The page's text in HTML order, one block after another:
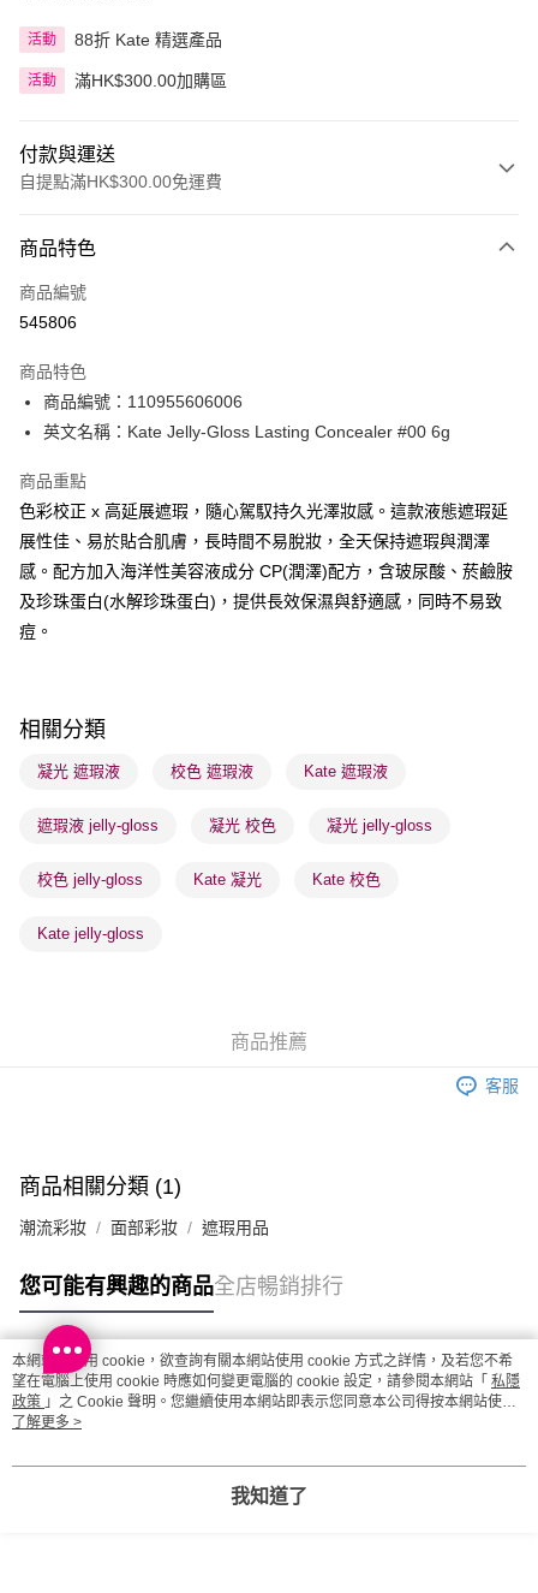
活動 88折 Kate 精選產品
活動 滿HK$300.00加購區
付款與運送
自提點滿HK$300.00免運費
信用卡
Apple Pay
PayMe
WeChat Pay
BoC Pay
送貨方式
順豐自助櫃 - 確認發貨後1-3個工作天送達
每筆HK$65.00，滿HK$300.00或以上免運費
確認發貨後1-3 工作天送達，訂單將隨機分配至SF順豐速運或京東
物流公司進行物流配送
取。逾期會取消訂單，並不會安排重寄
商品特色
商品編號
545806
商品特色
商品編號：110955606006
英文名稱：Kate Jelly-Gloss Lasting Concealer #00 6g
商品重點
色彩校正 x 高延展遮瑕，隨心駕馭持久光澤妝感。這款液態遮瑕延
展性佳、易於貼合肌膚，長時間不易脫妝，全天保持遮瑕與潤澤
感。配方加入海洋性美容液成分 CP(潤澤)配方，含玻尿酸、菸鹼胺
及珍珠蛋白(水解珍珠蛋白)，提供長效保濕與舒適感，同時不易致
痘。
相關分類
凝光 遮瑕液 校色 遮瑕液 Kate 遮瑕液
遮瑕液 jelly-gloss 凝光 校色 凝光 jelly-gloss
校色 jelly-gloss Kate 凝光 Kate 校色
Kate jelly-gloss
商品推薦
客服
商品相關分類 (1)
潮流彩妝 面部彩妝 遮瑕用品
您可能有興趣的商品全店暢銷排行
熱門標籤
熱銷排行
本網站中使用 cookie，欲查詢有關本網站使用 cookie 方式之詳情，及若您不希
望在電腦上使用 cookie 時應如何變更電腦的 cookie 設定，請參閱本網站「 私隱
政策 」之 Cookie 聲明。您繼續使用本網站即表示您同意本公司得按本網站使用
條款之 Cookie 聲明使用 cookie。
了解更多 >
我知道了